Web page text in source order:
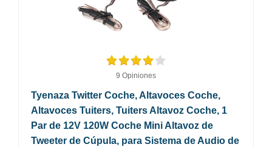
9 Opiniones
Tyenaza Twitter Coche, Altavoces Coche,
Altavoces Tuiters, Tuiters Altavoz Coche, 1
Par de 12V 120W Coche Mini Altavoz de
Tweeter de Cúpula, para Sistema de Audio de